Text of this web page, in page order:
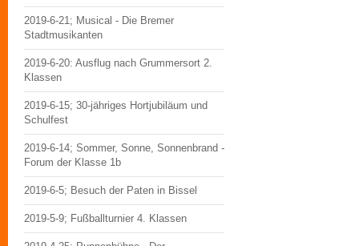
2019-6-21; Musical - Die Bremer
Stadtmusikanten
2019-6-20: Ausflug nach Grummersort 2.
Klassen
2019-6-15; 30-jähriges Hortjubiläum und
Schulfest
2019-6-14; Sommer, Sonne, Sonnenbrand -
Forum der Klasse 1b
2019-6-5; Besuch der Paten in Bissel
2019-5-9; Fußballturnier 4. Klassen